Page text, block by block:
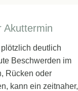
Akuttermin
deutlich
Beschwerden im
Rücken oder
kann ein zeitnaher,